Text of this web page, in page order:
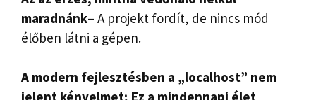
maradnánk– A projekt fordít, de nincs mód
élőben látni a gépen.
A modern fejlesztésben a „localhost” nem
jelent kényelmet; Ez a mindennapi élet